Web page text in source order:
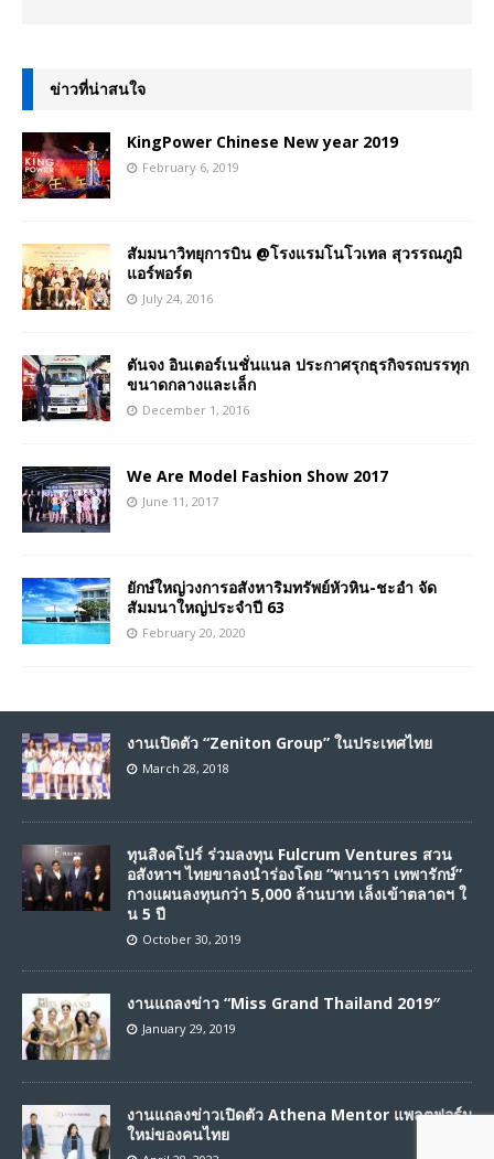
ข่าวที่น่าสนใจ
KingPower Chinese New year 2019
February 6, 2019
สัมมนาวิทยุการบิน @โรงแรมโนโวเทล สุวรรณภูมิ
แอร์พอร์ต
July 24, 2016
ตันจง อินเตอร์เนชั่นแนล ประกาศรุกธุรกิจรถบรรทุก
ขนาดกลางและเล็ก
December 1, 2016
We Are Model Fashion Show 2017
June 11, 2017
ยักษ์ใหญ่วงการอสังหาริมทรัพย์หัวหิน-ชะอำ จัด
สัมมนาใหญ่ประจำปี 63
February 20, 2020
งานเปิดตัว “Zeniton Group” ในประเทศไทย
March 28, 2018
ทุนสิงคโปร์ ร่วมลงทุน Fulcrum Ventures สวน
อสังหาฯ ไทยขาลงนำร่องโดย “พานารา เทพารักษ์”
กางแผนลงทุนกว่า 5,000 ล้านบาท เล็งเข้าตลาดฯ ใ
น 5 ปี
October 30, 2019
งานแถลงข่าว “Miss Grand Thailand 2019″
January 29, 2019
งานแถลงข่าวเปิดตัว Athena Mentor แพลตฟอร์ม
ใหม่ของคนไทย